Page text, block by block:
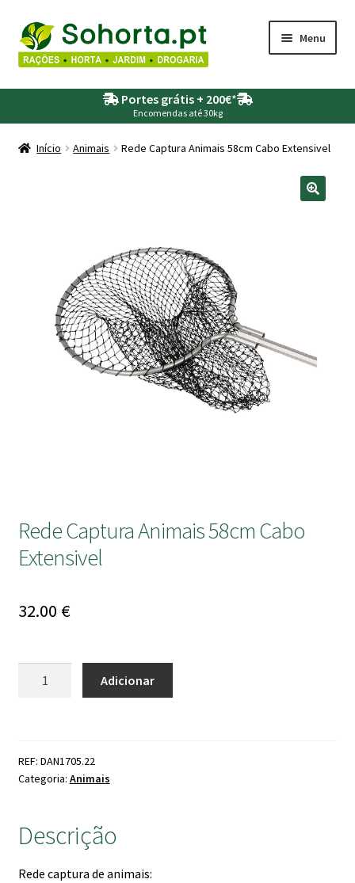
Ir
para
a
navegação
Saltar
para
o
conteúdo
Menu
Agricultura
Piscinas
Rega
Portes grátis + 200€*
Encomendas até 30kg
Início Animais Rede Captura Animais 58cm Cabo Extensivel
Rede Captura Animais 58cm Cabo
Extensivel
32.00 €
58cm
Cabo
Adicionar
REF: DAN1705.22
Categoria: Animais
Descrição
Rede captura de animais: